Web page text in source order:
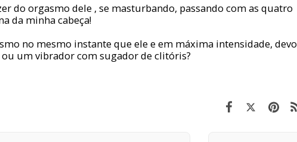
do orgasmo dele , se masturbando, passando com as quatro
da minha cabeça!
no mesmo instante que ele e em máxima intensidade, devo
um vibrador com sugador de clitóris?